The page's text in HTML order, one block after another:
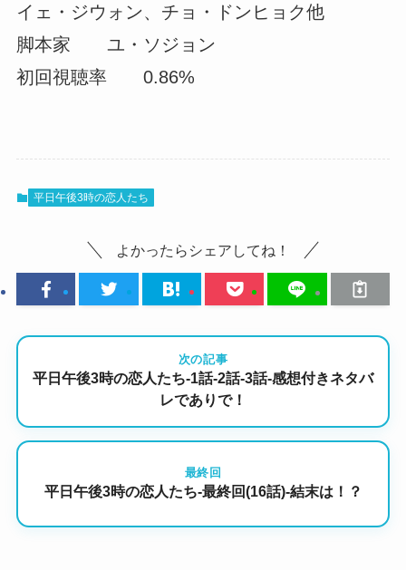
イェ・ジウォン、チョ・ドンヒョク他
脚本家 ユ・ソジョン
初回視聴率 0.86%
平日午後3時の恋人たち
よかったらシェアしてね！
次の記事
平日午後3時の恋人たち-1話-2話-3話-感想付きネタバ
レでありで！
最終回
平日午後3時の恋人たち-最終回(16話)-結末は！？